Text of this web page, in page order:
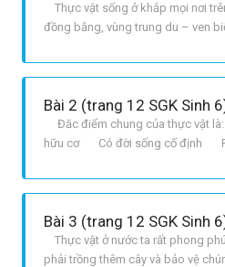
Thực vật sống ở khắp mọi nơi
đồng bằng, vùng trung du – ven
và thích nghi tốt với mọi môi
Bài 2 (trang 12 SGK Sinh
Đăc điểm chung của thực vật
hữu cơ Có đời sống cố định
Bài 3 (trang 12 SGK Sinh
Thực vật ở nước ta rất phong
phải trồng thêm cây và bảo vệ